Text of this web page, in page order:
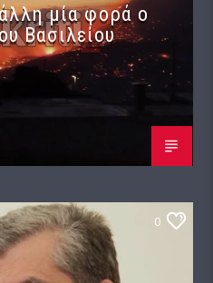
μία φορά ο
Βασιλείου
0